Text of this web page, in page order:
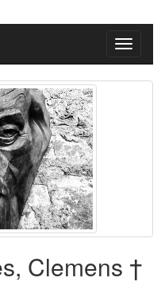
Toggle
Clemens †